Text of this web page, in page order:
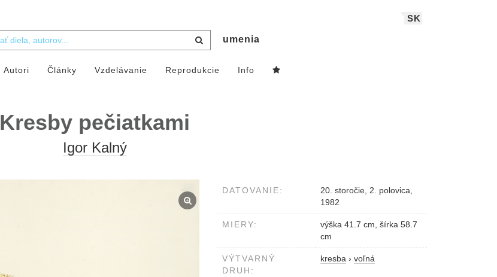
SK
umenia
Autori Články Vzdelávanie Reprodukcie Info
Kresby pečiatkami
Igor Kalný
DATOVANIE:
20. storočie, 2. polovica,
1982
MIERY:
výška 41.7 cm, šírka 58.7
cm
VÝTVARNÝ
DRUH:
kresba › voľná